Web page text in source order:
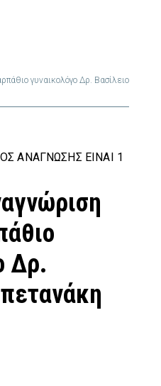
γυναικολόγο Δρ. Βασίλειο
ΑΝΆΓΝΩΣΗΣ ΕΊΝΑΙ 1
Δρ.